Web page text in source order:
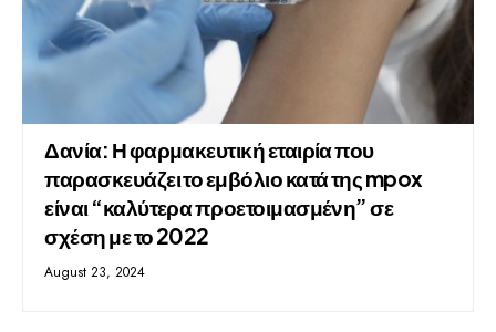
Δανία: Η φαρμακευτική εταιρία που
παρασκευάζει το εμβόλιο κατά της mpox
είναι “καλύτερα προετοιμασμένη” σε
σχέση με το 2022
August 23, 2024